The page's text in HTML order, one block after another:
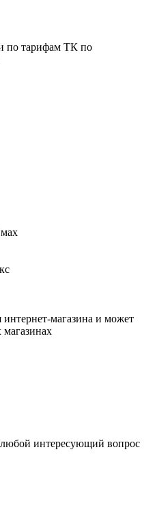
по тарифам ТК по
интернет-магазина и может
магазинах
интересующий вопрос